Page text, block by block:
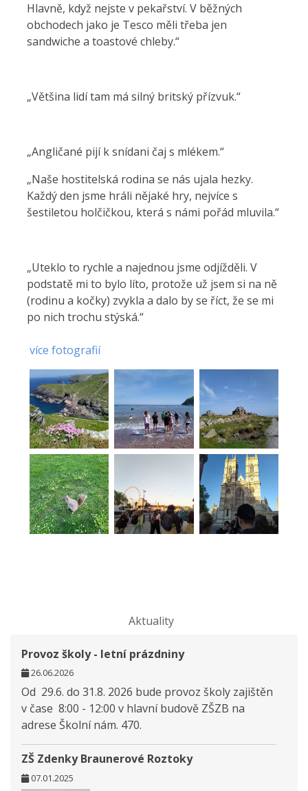
Hlavně, když nejste v pekařství. V běžných
obchodech jako je Tesco měli třeba jen
sandwiche a toastové chleby.“
„Většina lidí tam má silný britský přízvuk.“
„Angličané pijí k snídani čaj s mlékem.“
„Naše hostitelská rodina se nás ujala hezky.
Každý den jsme hráli nějaké hry, nejvíce s
šestiletou holčičkou, která s námi pořád mluvila.“
„Uteklo to rychle a najednou jsme odjížděli. V
podstatě mi to bylo líto, protože už jsem si na ně
(rodinu a kočky) zvykla a dalo by se říct, že se mi
po nich trochu stýská.“
více fotografií
Aktuality
Provoz školy - letní prázdniny
26.06.2026
Od 29.6. do 31.8. 2026 bude provoz školy zajištěn
v čase 8:00 - 12:00 v hlavní budově ZŠZB na
adrese Školní nám. 470.
ZŠ Zdenky Braunerové Roztoky
07.01.2025